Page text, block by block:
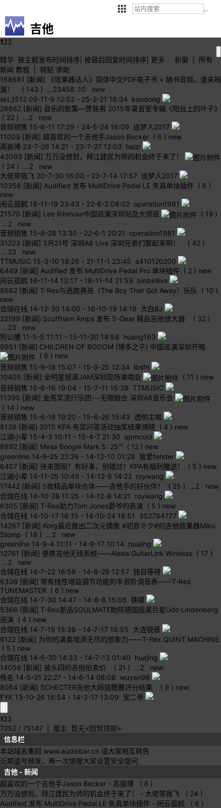
吉他
123
精华 按主题发布时间排序 按最后回复时间排序 更多 新窗
所有
新闻 教程 转贴 求助
168681 [新闻] 《效果器达人》简体中文PDF电子书 + 随书音频。速来裆
漏！
( 143 ) ...23456..10
new
ski_1512 09-11-9 12:52 - 25-2-21 16:34 koudong
28662 [新闻] 音乐的影集—贾轶男 2015年录音室专辑《阳台上的叶子》
( 22 ) ...2
new
音频销售 15-6-11 17:29 - 24-5-24 16:09 追梦人2017
11009 [新闻] 超喜欢的一个吉他手Jason Becker ( 6 ) new
高振博 23-7-26 14:21 - 23-7-27 12:03 haizi
43093 [新闻] 万万没想到，拜江建民为师的机会终于来了！
( 24 ) ...2
new
大佬带我飞 20-7-30 16:00 - 23-7-14 17:57 追梦人2017
10358 [新闻] Audified 发布 MultiDrive Pedal LE 失真单块插件 ( 6 )
new
闲云孤鹤 18-11-19 23:43 - 22-6-2 08:02 operation1981
21570 [新闻] Lee Ritenour中国巡演深圳站及大师班
( 19 )
...2
new
音频销售 15-8-28 13:30 - 22-6-1 20:21 operation1981
31223 [新闻] 3月21号 深圳A8 Live 深圳兄弟们聚起来啊！
( 42 )
...23
new
TTMUSIC 15-3-10 18:26 - 21-11-1 23:45 a410120200
6449 [新闻] Audified 发布 MultiDrive Pedal Pro 单块插件 ( 2 ) new
闲云孤鹤 18-11-14 13:17 - 18-11-14 21:59 binbinlive
8662 [新闻] T-Rex与逃跑男孩（The Boy That Got Away）乐队
( 10 )
new
合瑞在线 14-12-30 14:00 - 16-10-19 14:19 大白BJ
22199 [新闻] Scuffham Amps 发布 S-Gear 精品吉他放大器
( 32 )
...23
new
狗公腰 11-5-5 11:11 - 15-11-30 14:58 huang163
9951 [新闻] CHILDREN OF BODOM (博多之子) 中国巡演深圳开唱
( 6 ) new
音频销售 15-9-18 15:07 - 15-9-25 12:34 ibsfn
10408 [新闻] 全明星摇滚JAM深圳现场演唱会 ( 11 ) new
音频销售 15-6-16 19:04 - 15-7-11 15:39 TTMUSIC
11395 [新闻] 金馬奖流行乐团---无限融合 深圳A8音乐会
( 14 ) new
音频销售 15-6-16 19:20 - 15-6-26 15:43 透明主唱
8138 [新闻] 2015 KPA 有奖问答活动抽奖结果揭晓 ( 4 ) new
江湖小辈 15-4-3 10:11 - 15-4-7 21:30 apmcool
8892 [新闻] Mesa Boogie Mark 5: 25™ ( 12 ) new
greenline 14-9-25 23:26 - 14-12-10 01:28 我爱fender
6407 [新闻] 快来围观！有好事，别错过！KPA有福利赠送！ ( 5 ) new
江湖小辈 14-11-25 10:46 - 14-12-8 14:22 roywang
17442 [新闻] 5款精品单块合体——吉他手的好伙伴！ ( 25 ) ...2
new
合瑞在线 14-10-28 11:25 - 14-12-8 14:21 roywang
6305 [新闻] T-Rex助力Tom Jones爵爷的表演 ( 5 ) new
合瑞在线 14-10-17 18:15 - 14-10-24 18:51 352784777
14267 [新闻] Korg最近推出二次元偶像 #初音ミク#的吉他效果器Miku
Stomp ( 18 ) ...2
new
greenline 14-9-4 11:11 - 14-9-17 10:14 huajing
12761 [新闻] 便携吉他无线系统——Alesis GuitarLink Wireless ( 17 )
...2
new
合瑞在线 14-7-22 16:59 - 14-8-29 12:57 独自等待
6336 [新闻] 带有线性增益调节功能的半音阶调音表——T-Rex
TUNEMASTER ( 6 ) new
合瑞在线 14-7-30 14:47 - 14-8-8 15:06 铁啸
5366 [新闻] T-Rex新品SOULMATE助阵德国摇滚巨星Udo Lindenberg
巡演 ( 4 ) new
合瑞在线 14-7-15 15:38 - 14-7-17 15:55 大连锐音
6122 [新闻] 为你的演奏增添无尽的想象力——T-Rex QUINT MACHINE
( 5 ) new
合瑞在线 14-6-30 14:33 - 14-7-13 01:40 huajing
14056 [新闻] 披头四的吉他拍卖价 ( 21 ) ...2
new
佚名 14-5-21 22:27 - 14-6-14 08:08 wuyan98
8064 [新闻] SCHECTER吉他大師挑戰賽評分结果 ( 9 ) new
FYK 13-10-26 16:54 - 14-3-17 13:09 宝二爷
123
7252 / 75147 | 版主: 暂无<回到顶部>
信息栏
本站域名重回 www.audiobar.cn 请大家相互转告
近期盗号频发，再一次提醒大家设置安全提问
吉他 - 新闻
超喜欢的一个吉他手Jason Becker - 高振博 ( 6 )
万万没想到，拜江建民为师的机会终于来了！
- 大佬带我飞 ( 24 )
Audified 发布 MultiDrive Pedal LE 失真单块插件 - 闲云孤鹤 ( 6 )